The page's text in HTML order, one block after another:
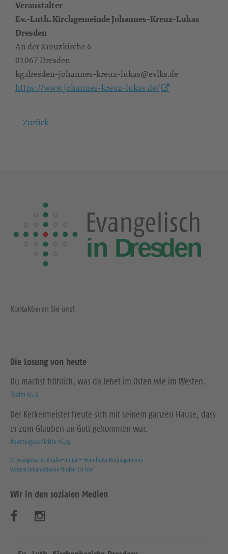
Veranstalter
Ev.-Luth. Kirchgemeinde Johannes-Kreuz-Lukas
Dresden
An der Kreuzkirche 6
01067 Dresden
kg.dresden-johannes-kreuz-lukas@evlks.de
https://www.johannes-kreuz-lukas.de/
Zurück
Kontaktieren Sie uns!
Die Losung von heute
Du machst fröhlich, was da lebet im Osten wie im Westen.
Psalm 65,9
Der Kerkermeister freute sich mit seinem ganzen Hause, dass
er zum Glauben an Gott gekommen war.
Apostelgeschichte 16,34
© Evangelische Brüder-Unität – Herrnhuter Brüdergemeine
Weitere Informationen finden Sie hier
Wir in den sozialen Medien